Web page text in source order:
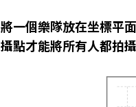
將一個樂隊放在坐標平
攝點才能將所有人都拍